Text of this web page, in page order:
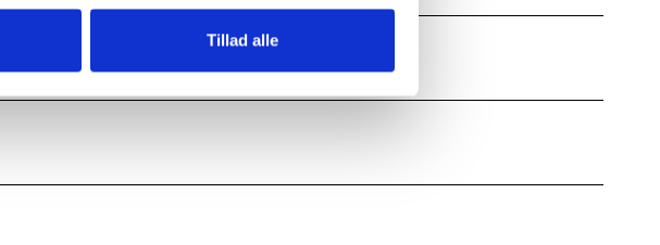
Tillad alle